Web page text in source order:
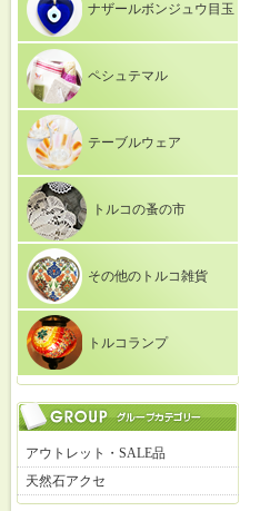
ナザールボンジュウ目玉
ペシュテマル
テーブルウェア
トルコの蚤の市
その他のトルコ雑貨
トルコランプ
アウトレット・SALE品
天然石アクセ